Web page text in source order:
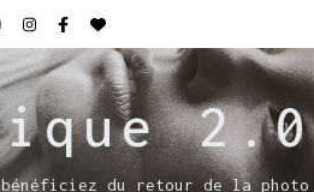
2.0
du retour de la photo